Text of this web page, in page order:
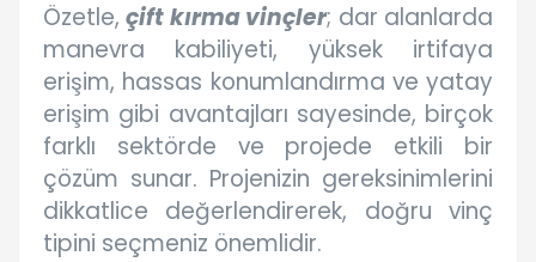
Özetle,çift kırma vinçler; dar alanlarda
manevra kabiliyeti, yüksek irtifaya
erişim, hassas konumlandırma ve yatay
erişim gibi avantajları sayesinde, birçok
farklı sektörde ve projede etkili bir
çözüm sunar. Projenizin gereksinimlerini
dikkatlice değerlendirerek, doğru vinç
tipini seçmeniz önemlidir.